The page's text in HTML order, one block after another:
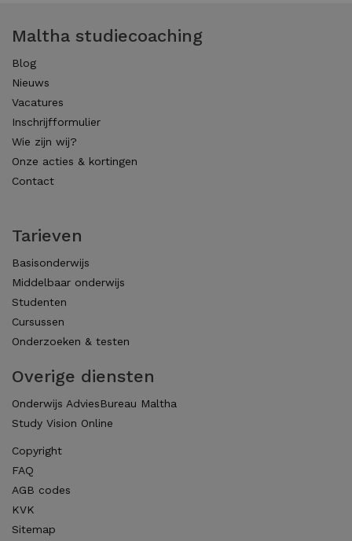
Maltha studiecoaching
Blog
Nieuws
Vacatures
Inschrijfformulier
Wie zijn wij?
Onze acties & kortingen
Contact
Tarieven
Basisonderwijs
Middelbaar onderwijs
Studenten
Cursussen
Onderzoeken & testen
Overige diensten
Onderwijs AdviesBureau Maltha
Study Vision Online
Copyright
FAQ
AGB codes
KVK
Sitemap